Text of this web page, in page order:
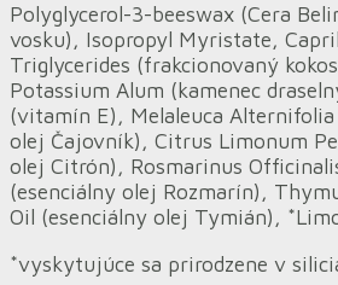
Polyglycerol-3-beeswax (Cera
vosku), Isopropyl Myristate,
Triglycerides (frakcionovaný
Potassium Alum (kamenec
(vitamín E), Melaleuca
olej Čajovník), Citrus Limonum
olej Citrón), Rosmarinus
(esenciálny olej Rozmarín),
Oil (esenciálny olej Tymián),
*vyskytujúce sa prirodzene v